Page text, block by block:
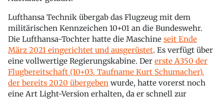
Lufthansa Technik übergab das Flugzeug mit dem
militärischen Kennzeichen 10+01 an die Bundeswehr.
Die Lufthansa-Tochter hatte die Maschine seit Ende
März 2021 eingerichtet und ausgerüstet. Es verfügt über
eine vollwertige Regierungskabine. Der erste A350 der
Flugbereitschaft (10+03, Taufname Kurt Schumacher),
der bereits 2020 übergeben wurde, hatte vorerst noch
eine Art Light-Version erhalten, da er schnell zur